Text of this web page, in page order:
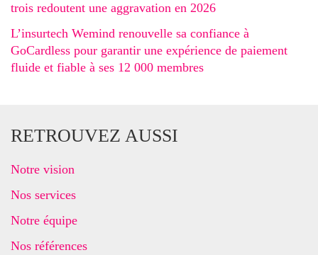
trois redoutent une aggravation en 2026
L’insurtech Wemind renouvelle sa confiance à
GoCardless pour garantir une expérience de paiement
fluide et fiable à ses 12 000 membres
RETROUVEZ AUSSI
Notre vision
Nos services
Notre équipe
Nos références